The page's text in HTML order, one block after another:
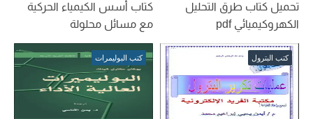
تحميل كتاب طرق التحليل
الكهروكيميائي pdf
كتاب أسس الكيمياء الحركية
مع مسائل محلولة
كتب البترول كتب البوليمرات